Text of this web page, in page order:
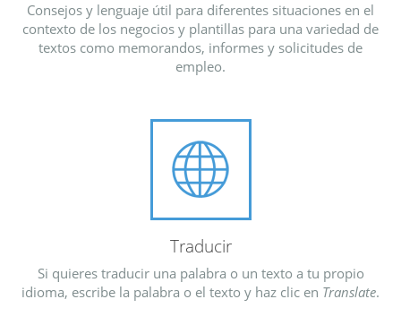
Consejos y lenguaje útil para diferentes situaciones en el
contexto de los negocios y plantillas para una variedad de
textos como memorandos, informes y solicitudes de
empleo.
Traducir
Si quieres traducir una palabra o un texto a tu propio
idioma, escribe la palabra o el texto y haz clic en Translate.